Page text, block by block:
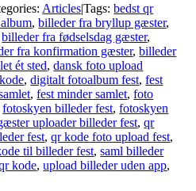
Articles|Tags:bedst qr
,billeder fra bryllup gæster,
billeder fra fødselsdag gæster,
fra konfirmation gæster,billeder
ét sted,dansk foto upload
,digitalt fotoalbum fest,fest
,fest minder samlet,foto
fotoskyen billeder fest,fotoskyen
uploader billeder fest,qr
fest,qr kode foto upload fest,
til billeder fest,saml billeder
kode,upload billeder uden app,